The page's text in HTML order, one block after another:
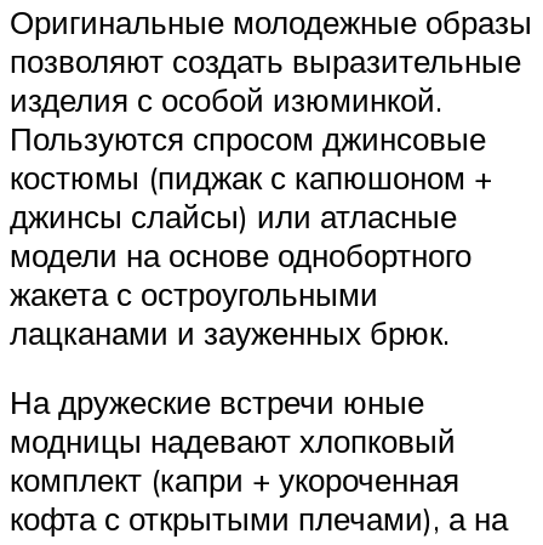
Оригинальные молодежные образы
позволяют создать выразительные
изделия с особой изюминкой.
Пользуются спросом джинсовые
костюмы (пиджак с капюшоном +
джинсы слайсы) или атласные
модели на основе однобортного
жакета с остроугольными
лацканами и зауженных брюк.
На дружеские встречи юные
модницы надевают хлопковый
комплект (капри + укороченная
кофта с открытыми плечами), а на